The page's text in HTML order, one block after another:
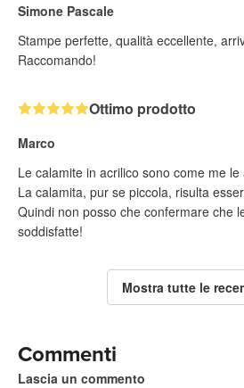
Simone Pascale
Stampe perfette, qualità eccellente,
Raccomando!
Ottimo prodotto
Marco
Le calamite in acrilico sono come me
La calamita, pur se piccola, risulta
Quindi non posso che confermare che
soddisfatte!
Mostra tutte le
Commenti
Lascia un commento